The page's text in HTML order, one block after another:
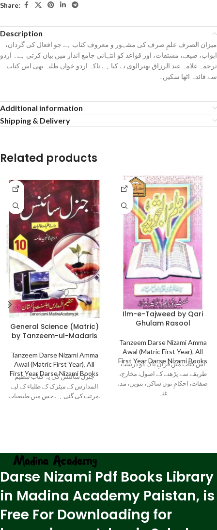
Share:
Description
میزان الصرف علمِ صرف کی مشہور و معروف کتاب ہے جو افعال کی گردان،
ابواب، صیغے، مشتقات، اور قواعد کو انتہائی جامع انداز میں بیان کرتی ہے۔ اردو
ترجمہ علامہ عبد الرزاق بھترالوی نے کیا ہے تاکہ اردو خواں طلبہ بھی اس کتاب
سے فائدہ اٹھا سکیں۔
Additional information
Shipping & Delivery
Related products
General Science (Matric)
by Tanzeem-ul-Madaris
Tanzeem Darse Nizami Amma
Awal (Matric First Year), All
First Year Darse Nizami Books
جنرل سائنس کی یہ کتاب تنظیم
المدارس کے میٹرک کے طلباء کے لیے
مرتب کی گئی ہے جس میں طبیعیات،
Ilm-e-Tajweed by Qari
Ghulam Rasool
Tanzeem Darse Nizami Amma
Awal (Matric First Year), All
First Year Darse Nizami Books
اس کتاب میں قرآنِ پاک کو درست
طریقے سے پڑھنے کے اصول، مخارج،
صفات، احکامِ نون ساکن، تنوین، مد،
غنہ
Darse Nizami Pdf Books Library
in Madina Academy Paistan, is
Free For Downloading for